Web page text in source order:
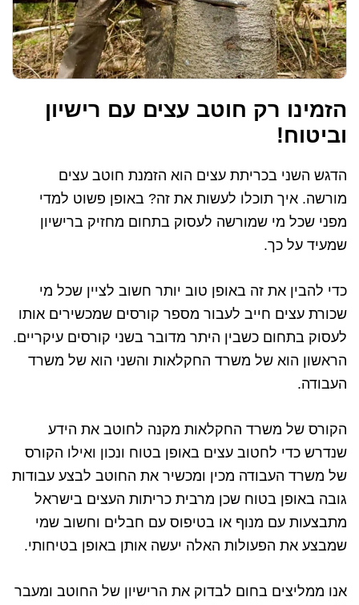
הזמינו רק חוטב עצים עם רישיון
וביטוח!
הדגש השני בכריתת עצים הוא הזמנת חוטב עצים
מורשה. איך תוכלו לעשות את זה? באופן פשוט למדי
מפני שכל מי שמורשה לעסוק בתחום מחזיק ברישיון
שמעיד על כך.
כדי להבין את זה באופן טוב יותר חשוב לציין שכל מי
שכורת עצים חייב לעבור מספר קורסים שמכשירים אותו
לעסוק בתחום כשבין היתר מדובר בשני קורסים עיקריים.
הראשון הוא של משרד החקלאות והשני הוא של משרד
העבודה.
הקורס של משרד החקלאות מקנה לחוטב את הידע
שנדרש כדי לחטוב עצים באופן בטוח ונכון ואילו הקורס
של משרד העבודה מכין ומכשיר את החוטב לבצע עבודות
גובה באופן בטוח שכן מרבית כריתות העצים בישראל
מתבצעות עם מנוף או בטיפוס עם חבלים וחשוב שמי
שמבצע את הפעולות האלה יעשה אותן באופן בטיחותי.
אנו ממליצים בחום לבדוק את הרישיון של החוטב ומעבר